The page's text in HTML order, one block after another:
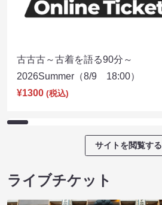
古古古～古着を語る90分～
2026Summer（8/9 18:00）
¥1300 (税込)
サイトを閲覧する
ライブチケット